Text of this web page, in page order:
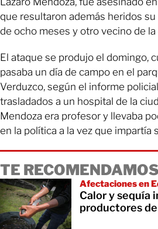
que resultaron además heridos
de ocho meses y otro vecino de la
El ataque se produjo el domingo,
pasaba un día de campo en el
Verduzco, según el informe
trasladados a un hospital de la
Mendoza era profesor y llevaba
en la política a la vez que impartía
TE
Afectaciones en
Calor y sequía
productores